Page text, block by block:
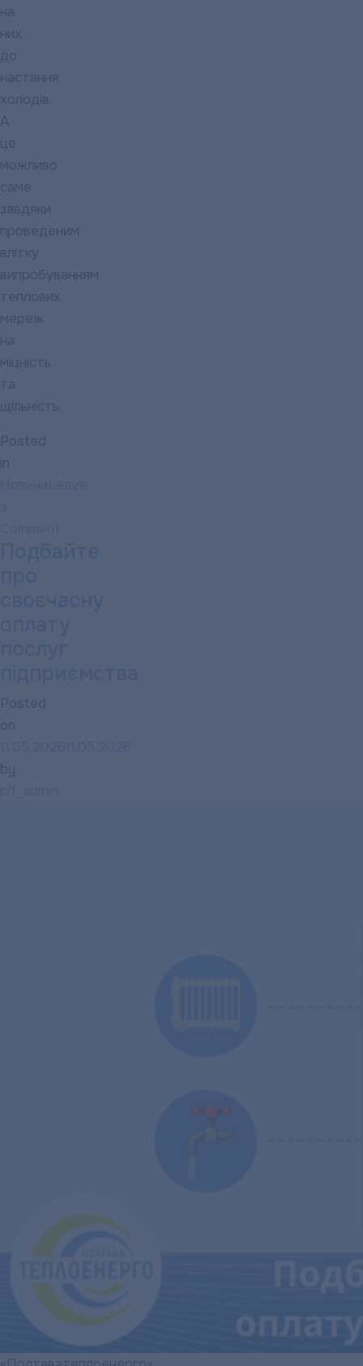
на
них
до
настання
холодів.
А
це
можливо
саме
завдяки
проведеним
влітку
випробуванням
теплових
мереж
на
міцність
та
щільність.
Posted
in
теплопостачання
взимку
Posted
on
by